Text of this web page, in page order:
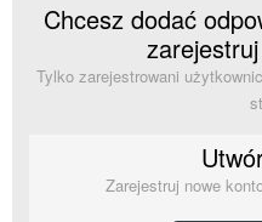
Chcesz dodać
Tylko zarejestrowani
Zarejestruj nowe